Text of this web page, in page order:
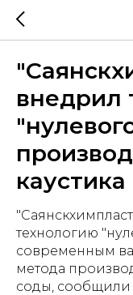
внедрил
каустика
технологию
современным
метода
соды, сообщили